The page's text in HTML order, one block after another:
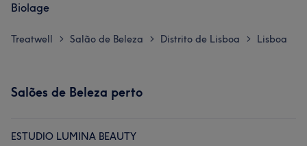
Biolage
Treatwell > Salão de Beleza > Distrito de Lisboa > Lisboa
Salões de Beleza perto
ESTUDIO LUMINA BEAUTY